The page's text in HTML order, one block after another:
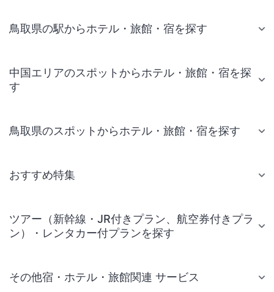
鳥取県の駅からホテル・旅館・宿を探す
中国エリアのスポットからホテル・旅館・宿を探
す
鳥取県のスポットからホテル・旅館・宿を探す
おすすめ特集
ツアー（新幹線・JR付きプラン、航空券付きプラ
ン）・レンタカー付プランを探す
その他宿・ホテル・旅館関連 サービス